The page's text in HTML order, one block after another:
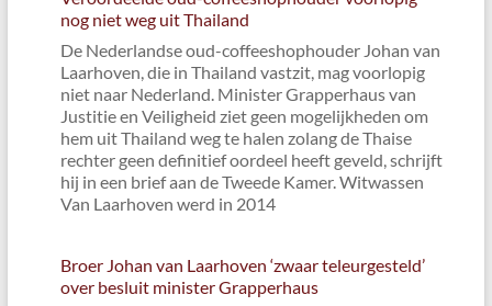
nog niet weg uit Thailand
De Nederlandse oud-coffeeshophouder Johan van
Laarhoven, die in Thailand vastzit, mag voorlopig
niet naar Nederland. Minister Grapperhaus van
Justitie en Veiligheid ziet geen mogelijkheden om
hem uit Thailand weg te halen zolang de Thaise
rechter geen definitief oordeel heeft geveld, schrijft
hij in een brief aan de Tweede Kamer. Witwassen
Van Laarhoven werd in 2014
Broer Johan van Laarhoven ‘zwaar teleurgesteld’
over besluit minister Grapperhaus